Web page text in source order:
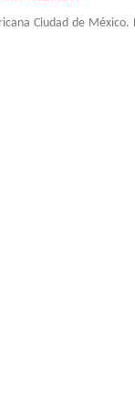
Ciudad de